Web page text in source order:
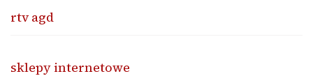
rtv agd
sklepy internetowe